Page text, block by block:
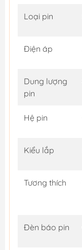
Loại pin
Điện áp
Dung lượng
pin
Hệ pin
Kiểu lắp
Tương thích
Đèn báo pin